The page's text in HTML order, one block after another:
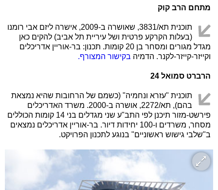
מתחם הרב קוק
תוכנית תא/3831, שאושרה ב-2009, אישרה ליזם אבי רומנו
(בעלות הקרקע פרטית ושל עיריית תל אביב) להקים כאן
מגדל מגורים ומסחר בן 20 קומות. תכנון: בר-אוריין אדריכלים
וקייזר-קייזר-לקנר. הדמיה בקישור המצורף.
הרברט סמואל 24
תוכנית "עזרא ונחמיה" (כשמם של הרחובות שהיא נמצאת
בהם), תא/2272, אושרה ב-2000. משרד האדריכלים
פירשט-מזור תיכנן לפי התב"ע שני מגדלים בני 14 קומות הכוללים
מסחר, משרדים ו-100 יחידות דיור. בר-אוריין אדריכלים נמצאים
ב"שלבי גישוש ראשוניים" בנוגע לתכנון הפרויקט.